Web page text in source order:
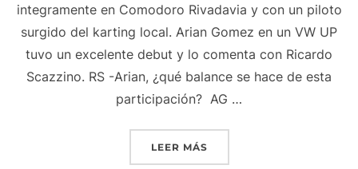
integramente en Comodoro Rivadavia y con un piloto
surgido del karting local. Arian Gomez en un VW UP
tuvo un excelente debut y lo comenta con Ricardo
Scazzino. RS -Arian, ¿qué balance se hace de esta
participación? AG …
LEER MÁS««QUEDAMOS MUY